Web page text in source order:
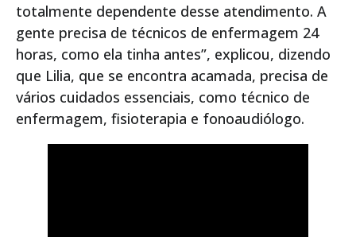
totalmente dependente desse atendimento. A
gente precisa de técnicos de enfermagem 24
horas, como ela tinha antes”, explicou, dizendo
que Lilia, que se encontra acamada, precisa de
vários cuidados essenciais, como técnico de
enfermagem, fisioterapia e fonoaudiólogo.